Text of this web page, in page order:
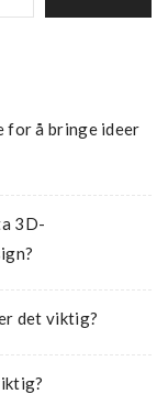
for å bringe ideer
3D-
det viktig?